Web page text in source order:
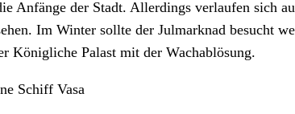
Anfänge der Stadt. Allerdings verlaufen sich
Im Winter sollte der Julmarknad besucht
Königliche Palast mit der Wachablösung.
Schiff Vasa